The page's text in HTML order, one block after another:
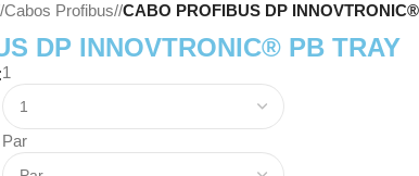
Cabos Profibus/ CABO PROFIBUS DP
DP INNOVTRONIC® PB TRAY
1
Par